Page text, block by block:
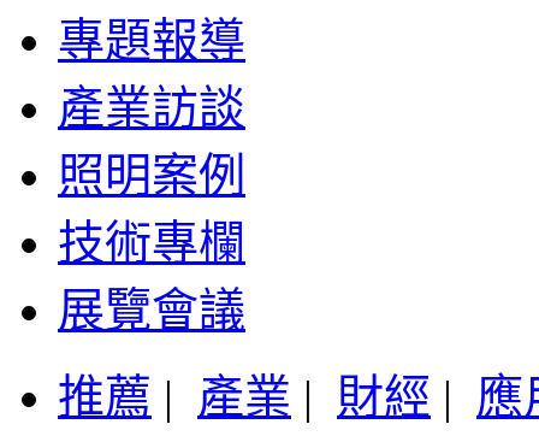
專題報導
產業訪談
照明案例
技術專欄
展覽會議
推薦 | 產業 | 財經 | 應